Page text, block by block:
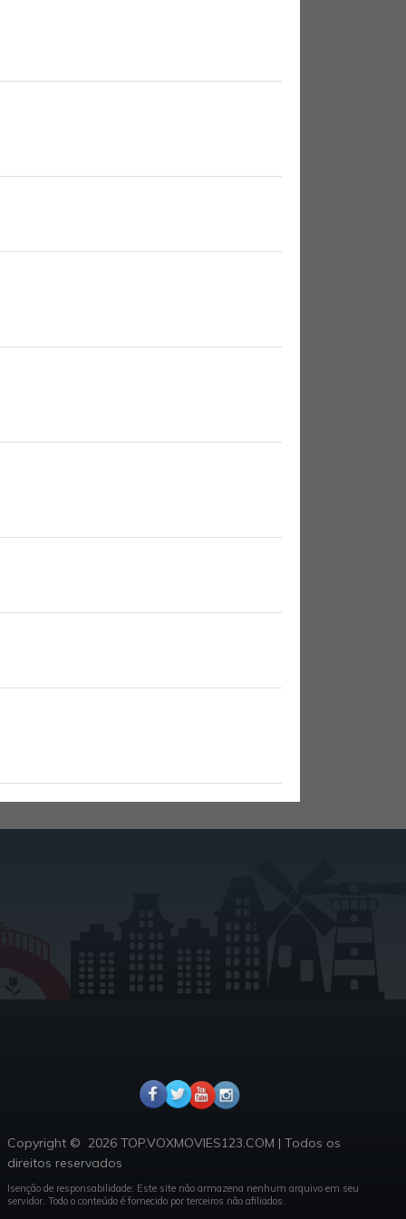
Copyright © 2026 TOP.VOXMOVIES123.COM | Todos os
direitos reservados
Isenção de responsabilidade: Este site não armazena nenhum arquivo em seu
servidor. Todo o conteúdo é fornecido por terceiros não afiliados.